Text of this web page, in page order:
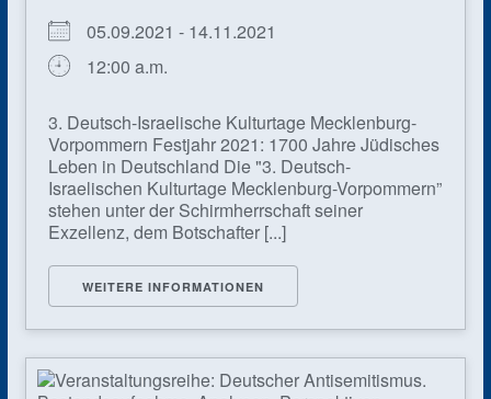
05.09.2021 - 14.11.2021
12:00 a.m.
3. Deutsch-Israelische Kulturtage Mecklenburg-
Vorpommern Festjahr 2021: 1700 Jahre Jüdisches
Leben in Deutschland Die "3. Deutsch-
Israelischen Kulturtage Mecklenburg-Vorpommern”
stehen unter der Schirmherrschaft seiner
Exzellenz, dem Botschafter [...]
WEITERE INFORMATIONEN